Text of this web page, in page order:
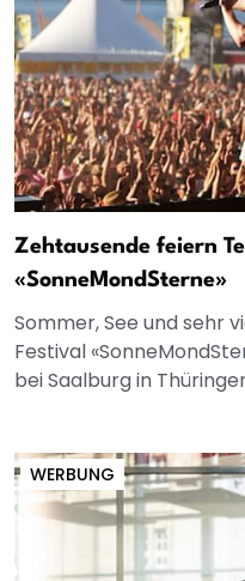
Zehtausende feiern
«SonneMondSterne»
Sommer, See und sehr
Festival
bei Saalburg in
WERBUNG